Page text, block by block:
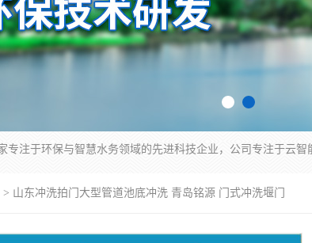
> 山东冲洗拍门大型管道池底冲洗 青岛铭源 门式冲洗堰门